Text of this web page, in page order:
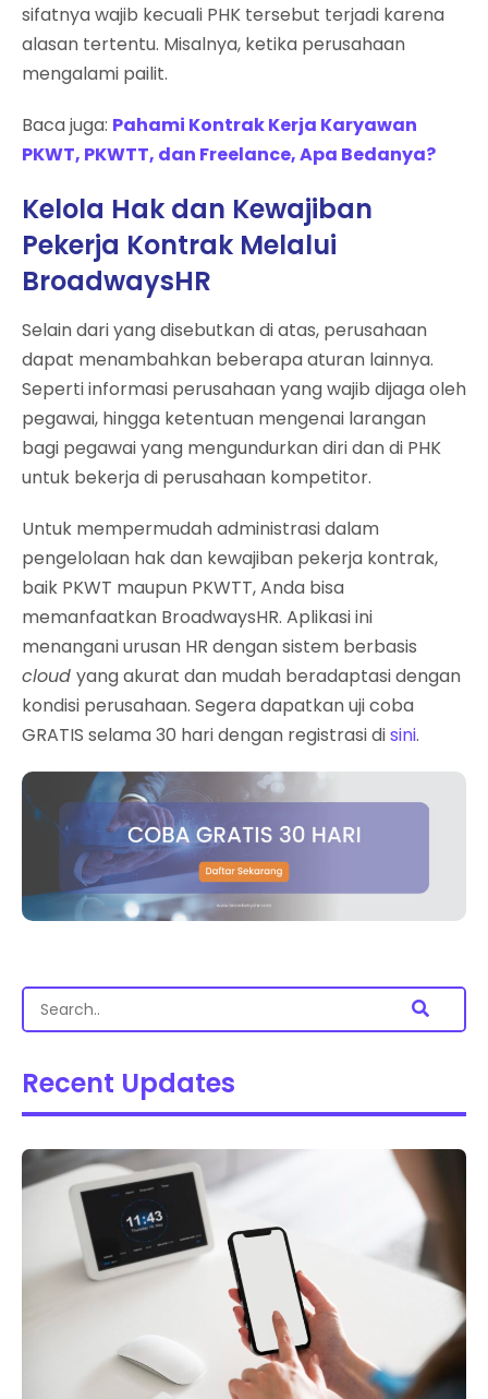
sifatnya wajib kecuali PHK tersebut terjadi karena
alasan tertentu. Misalnya, ketika perusahaan
mengalami pailit.
Baca juga: Pahami Kontrak Kerja Karyawan
PKWT, PKWTT, dan Freelance, Apa Bedanya?
Kelola Hak dan Kewajiban
Pekerja Kontrak Melalui
BroadwaysHR
Selain dari yang disebutkan di atas, perusahaan
dapat menambahkan beberapa aturan lainnya.
Seperti informasi perusahaan yang wajib dijaga oleh
pegawai, hingga ketentuan mengenai larangan
bagi pegawai yang mengundurkan diri dan di PHK
untuk bekerja di perusahaan kompetitor.
Untuk mempermudah administrasi dalam
pengelolaan hak dan kewajiban pekerja kontrak,
baik PKWT maupun PKWTT, Anda bisa
memanfaatkan BroadwaysHR. Aplikasi ini
menangani urusan HR dengan sistem berbasis
cloud yang akurat dan mudah beradaptasi dengan
kondisi perusahaan. Segera dapatkan uji coba
GRATIS selama 30 hari dengan registrasi disini.
Recent Updates